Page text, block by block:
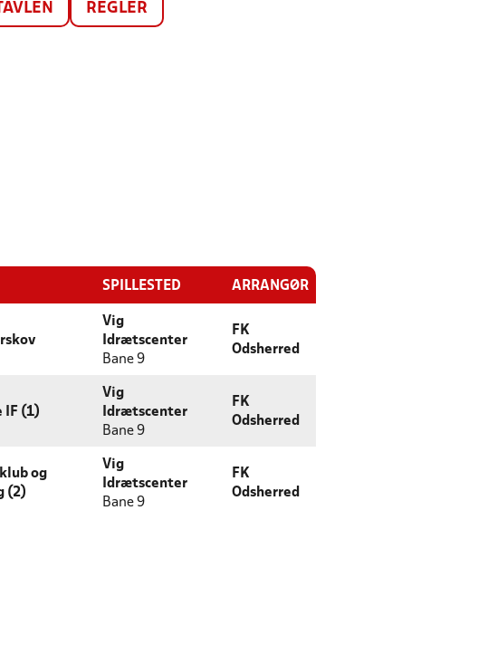
REGLER
SPILLESTED ARRANGØR
Vig
Idrætscenter
Bane 9
FK
Odsherred
IF (1)
Vig
Idrætscenter
Bane 9
FK
Odsherred
og
(2)
Vig
Idrætscenter
Bane 9
FK
Odsherred